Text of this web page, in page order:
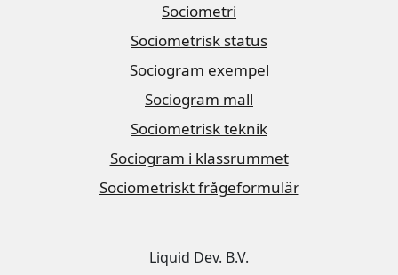
Sociometri
Sociometrisk status
Sociogram exempel
Sociogram mall
Sociometrisk teknik
Sociogram i klassrummet
Sociometriskt frågeformulär
Liquid Dev. B.V.